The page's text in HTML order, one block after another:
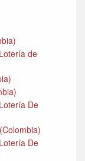
de
De
De